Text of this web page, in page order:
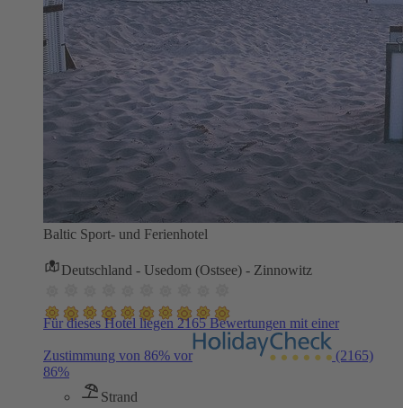
Baltic Sport- und Ferienhotel
Deutschland - Usedom (Ostsee) - Zinnowitz
Für dieses Hotel liegen 2165 Bewertungen mit einer
Zustimmung von 86% vor
(2165)
86%
Strand